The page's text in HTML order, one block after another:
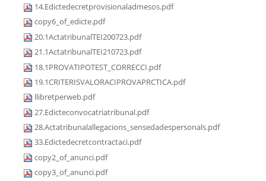
14.Edictedecretprovisionaladmesos.pdf
copy6_of_edicte.pdf
20.1ActatribunalTEI200723.pdf
21.1ActatribunalTEI210723.pdf
18.1PROVATIPOTEST_CORRECCI.pdf
19.1CRITERISVALORACIPROVAPRCTICA.pdf
llibretperweb.pdf
27.Edicteconvocatriatribunal.pdf
28.Actatribunalallegacions_sensedadespersonals.pdf
33.Edictedecretcontractaci.pdf
copy2_of_anunci.pdf
copy3_of_anunci.pdf